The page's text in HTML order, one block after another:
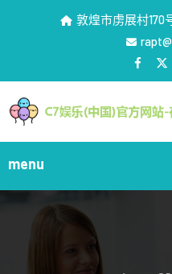
敦煌市虏展村170